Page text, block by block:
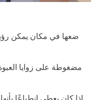
ضعها في مكان يمكن